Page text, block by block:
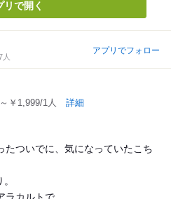
リで開く
アプリでフォロー
￥1,999/1人 詳細
たついでに、気になっていたこち
カルトで。